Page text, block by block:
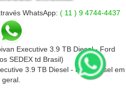
WhatsApp: ( 11 ) 9 4744-4437
Executive 3.9 TB Diesel - Ford
SEDEX td Brasil)
3.9 TB Diesel - Ford Diesel em
geral.